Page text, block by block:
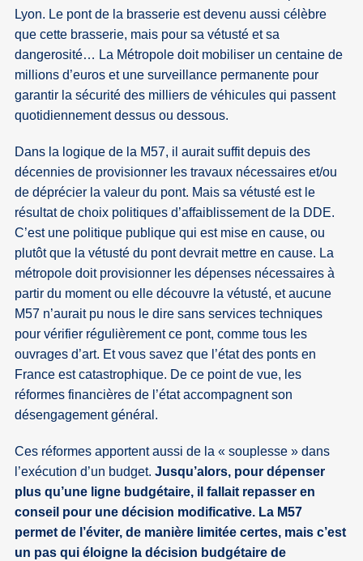
Lyon. Le pont de la brasserie est devenu aussi célèbre
que cette brasserie, mais pour sa vétusté et sa
dangerosité… La Métropole doit mobiliser un centaine de
millions d’euros et une surveillance permanente pour
garantir la sécurité des milliers de véhicules qui passent
quotidiennement dessus ou dessous.
Dans la logique de la M57, il aurait suffit depuis des
décennies de provisionner les travaux nécessaires et/ou
de déprécier la valeur du pont. Mais sa vétusté est le
résultat de choix politiques d’affaiblissement de la DDE.
C’est une politique publique qui est mise en cause, ou
plutôt que la vétusté du pont devrait mettre en cause. La
métropole doit provisionner les dépenses nécessaires à
partir du moment ou elle découvre la vétusté, et aucune
M57 n’aurait pu nous le dire sans services techniques
pour vérifier régulièrement ce pont, comme tous les
ouvrages d’art. Et vous savez que l’état des ponts en
France est catastrophique. De ce point de vue, les
réformes financières de l’état accompagnent son
désengagement général.
Ces réformes apportent aussi de la « souplesse » dans
l’exécution d’un budget.Jusqu’alors, pour dépenser
plus qu’une ligne budgétaire, il fallait repasser en
conseil pour une décision modificative. La M57
permet de l’éviter, de manière limitée certes, mais c’est
un pas qui éloigne la décision budgétaire de